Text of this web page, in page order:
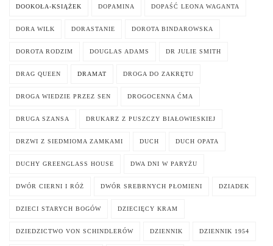
DOOKOŁA-KSIĄŻEK DOPAMINA DOPAŚĆ LEONA WAGANTA
DORA WILK DORASTANIE DOROTA BINDAROWSKA
DOROTA RODZIM DOUGLAS ADAMS DR JULIE SMITH
DRAG QUEEN DRAMAT DROGA DO ZAKRĘTU
DROGA WIEDZIE PRZEZ SEN DROGOCENNA ĆMA
DRUGA SZANSA DRUKARZ Z PUSZCZY BIAŁOWIESKIEJ
DRZWI Z SIEDMIOMA ZAMKAMI DUCH DUCH OPATA
DUCHY GREENGLASS HOUSE DWA DNI W PARYŻU
DWÓR CIERNI I RÓŻ DWÓR SREBRNYCH PŁOMIENI DZIADEK
DZIECI STARYCH BOGÓW DZIECIĘCY KRAM
DZIEDZICTWO VON SCHINDLERÓW DZIENNIK DZIENNIK 1954